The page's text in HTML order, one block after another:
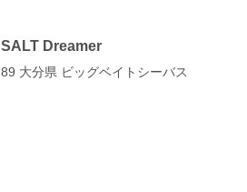
SALT Dreamer
89 大分県 ビッグベイトシーバス